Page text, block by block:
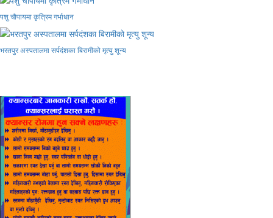
पशु चौपायमा कृत्रिम गर्भाधान
भरतपुर अस्पतालमा सर्पदंशका बिरामीको मृत्यु शून्य